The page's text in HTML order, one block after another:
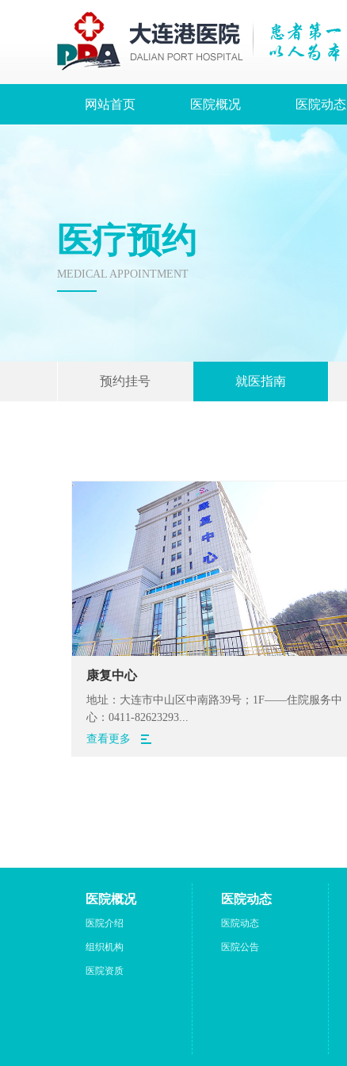
网站首页 医院概况 医院动态
医疗预约
MEDICAL APPOINTMENT
预约挂号 就医指南
康复中心
地址：大连市中山区中南路39号；1F——住院服务中
心：0411-82623293...
查看更多
医院概况
医院介绍
组织机构
医院资质
医院动态
医院动态
医院公告